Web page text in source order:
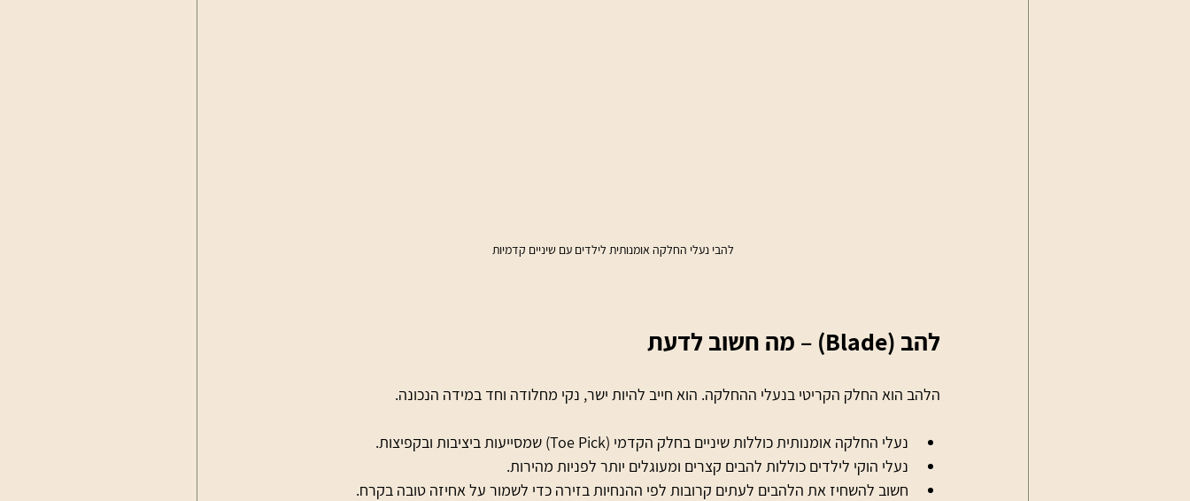
להבי נעלי החלקה אומנותית לילדים עם שיניים קדמיות
להב (Blade) – מה חשוב לדעת
הלהב הוא החלק הקריטי בנעלי ההחלקה. הוא חייב להיות ישר, נקי מחלודה וחד במידה הנכונה.
נעלי החלקה אומנותית כוללות שיניים בחלק הקדמי (Toe Pick) שמסייעות ביציבות ובקפיצות.
נעלי הוקי לילדים כוללות להבים קצרים ומעוגלים יותר לפניות מהירות.
חשוב להשחיז את הלהבים לעתים קרובות לפי ההנחיות בזירה כדי לשמור על אחיזה טובה בקרח.